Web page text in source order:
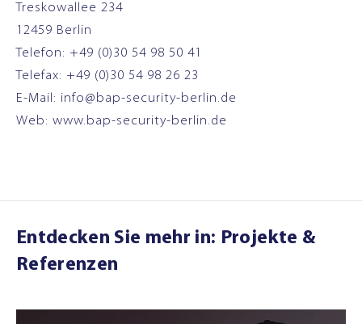
Treskowallee 234
12459 Berlin
Telefon: +49 (0)30 54 98 50 41
Telefax: +49 (0)30 54 98 26 23
E-Mail: info@bap-security-berlin.de
Web: www.bap-security-berlin.de
Entdecken Sie mehr in: Projekte &
Referenzen